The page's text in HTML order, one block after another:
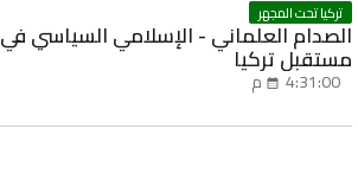
تركيا تحت المجهر
الصدام العلماني - الإسلامي السياسي في
مستقبل تركيا
4:31:00 م